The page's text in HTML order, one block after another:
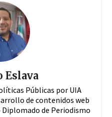
Eslava
Públicas por UIA
de contenidos web
de Periodismo